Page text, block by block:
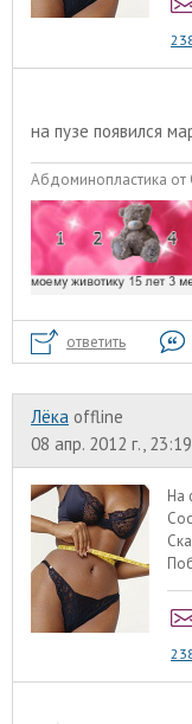
на пузе появился
Абдоминопластика от
ответить
Лёка offline
08 апр. 2012 г.,
На